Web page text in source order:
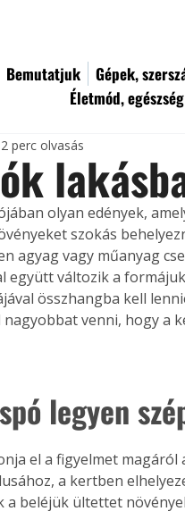
Bemutatjuk Gépek,
Életmód, egészség
2 perc olvasás
olyan edények,
szokás
agyag vagy műanyag
együtt változik a
összhangba kell
venni, hogy a
legyen
el a figyelmet magáról
a kertben
a beléjük ültettet